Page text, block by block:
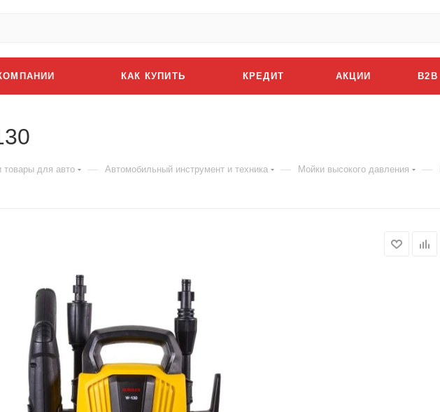
КАК КУПИТЬ КРЕДИТ АКЦИИ B2B
товары для авто — Автомобильный инструмент и техника — Мойки высокого давления —